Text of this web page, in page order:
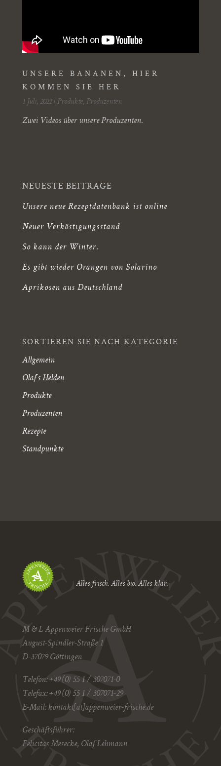
UNSERE BANANEN, HIER
KOMMEN SIE HER
1 Juli, 2022| Produkte, Produzenten
Zwei Videos über unsere Produzenten.
NEUESTE BEITRÄGE
Unsere neue Rezeptdatenbank ist online
Neuer Verköstigungsstand
So kann der Winter.
Es gibt wieder Orangen von Solarino
Aprikosen aus Deutschland
SORTIEREN SIE NACH KATEGORIE
Allgemein
Olaf's Helden
Produkte
Produzenten
Rezepte
Standpunkte
Alles frisch. Alles bio. Alles klar.
M & L Appenweier Frische GmbH
August-Spindler-Straße 1
D-37079 Göttingen
Telefon: +49 (0) 55 1 / 307071-0
Telefax: +49 (0) 55 1 / 307071-29
E-Mail: kontakt[at]appenweier-frische.de
Geschäftsführer:
Felicitas Mesecke, Olaf Lehmann